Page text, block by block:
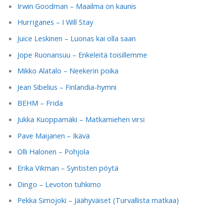
Irwin Goodman – Maailma on kaunis
Hurriganes – I Will Stay
Juice Leskinen – Luonas kai olla saan
Jope Ruonansuu – Enkeleitä toisillemme
Mikko Alatalo – Neekerin poika
Jean Sibelius – Finlandia-hymni
BEHM – Frida
Jukka Kuoppamäki – Matkamiehen virsi
Pave Maijanen – Ikävä
Olli Halonen – Pohjola
Erika Vikman – Syntisten pöytä
Dingo – Levoton tuhkimo
Pekka Simojoki – Jäähyväiset (Turvallista matkaa)